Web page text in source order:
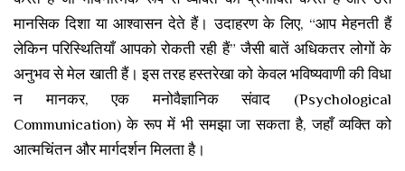
मानसिक दिशा या आश्वासन देते हैं। उदाहरण के लिए, “आप मेहनती हैं
लेकिन परिस्थितियाँ आपको रोकती रही हैं” जैसी बातें अधिकतर लोगों के
अनुभव से मेल खाती हैं। इस तरह हस्तरेखा को केवल भविष्यवाणी की विधा
न मानकर, एक मनोवैज्ञानिक संवाद (Psychological
Communication) के रूप में भी समझा जा सकता है, जहाँ व्यक्ति को
आत्मचिंतन और मार्गदर्शन मिलता है।